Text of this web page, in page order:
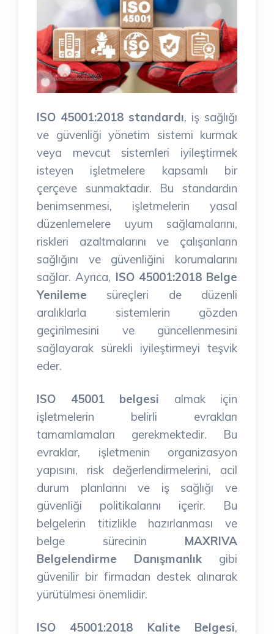
ISO 45001:2018 standardı, iş sağlığı
ve güvenliği yönetim sistemi kurmak
veya mevcut sistemleri iyileştirmek
isteyen işletmelere kapsamlı bir
çerçeve sunmaktadır. Bu standardın
benimsenmesi, işletmelerin yasal
düzenlemelere uyum sağlamalarını,
riskleri azaltmalarını ve çalışanların
sağlığını ve güvenliğini korumalarını
sağlar. Ayrıca, ISO 45001:2018 Belge
Yenileme süreçleri de düzenli
aralıklarla sistemlerin gözden
geçirilmesini ve güncellenmesini
sağlayarak sürekli iyileştirmeyi teşvik
eder.
ISO 45001 belgesi almak için
işletmelerin belirli evrakları
tamamlamaları gerekmektedir. Bu
evraklar, işletmenin organizasyon
yapısını, risk değerlendirmelerini, acil
durum planlarını ve iş sağlığı ve
güvenliği politikalarını içerir. Bu
belgelerin titizlikle hazırlanması ve
belge sürecinin MAXRIVA
Belgelendirme Danışmanlık gibi
güvenilir bir firmadan destek alınarak
yürütülmesi önemlidir.
ISO 45001:2018 Kalite Belgesi,